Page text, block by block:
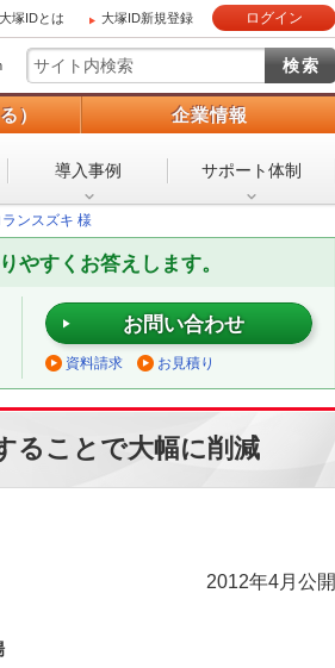
大塚IDとは 大塚ID新規登録 ログイン
） 企業情報
導入事例 サポート体制
ンスズキ 様
やすくお答えします。
お問い合わせ
資料請求 お見積り
ることで大幅に削減
2012年4月公開